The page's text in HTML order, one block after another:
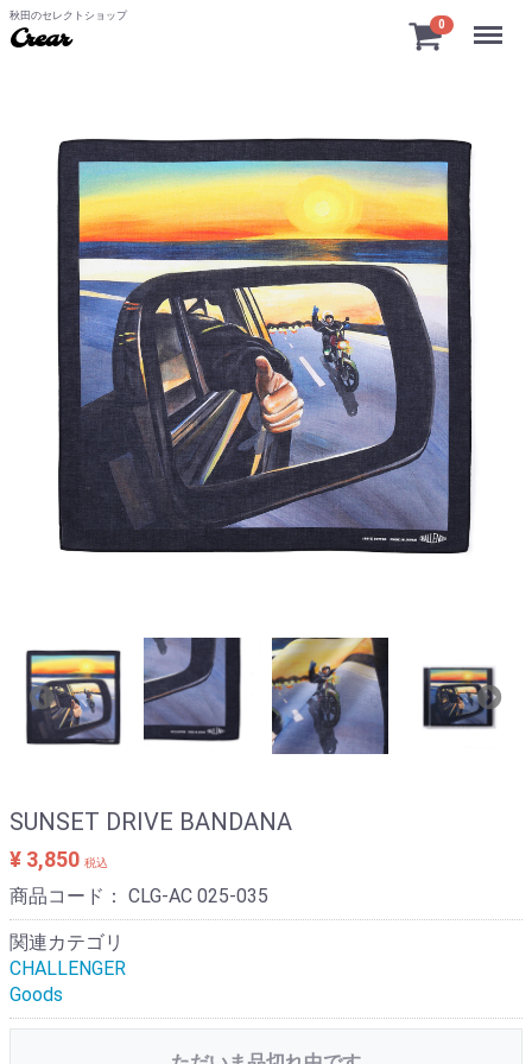
秋田のセレクトショップ
Crear
0 Menu
SUNSET DRIVE BANDANA
¥ 3,850 税込
商品コード： CLG-AC 025-035
関連カテゴリ
CHALLENGER
Goods